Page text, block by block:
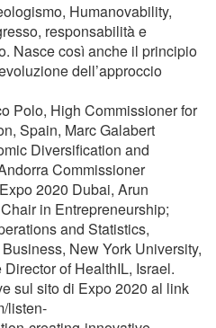
Humanovability,
responsabilità e
Nasce così anche il principio
dell’approccio
Polo, High Commissioner for
Spain, Marc Galabert
Diversification and
Commissioner
2020 Dubai, Arun
in Entrepreneurship;
and Statistics,
New York University,
of HealthIL, Israel.
sul sito di Expo 2020 al link
listen-